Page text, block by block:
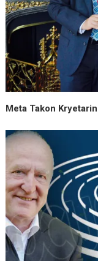
Meta Takon